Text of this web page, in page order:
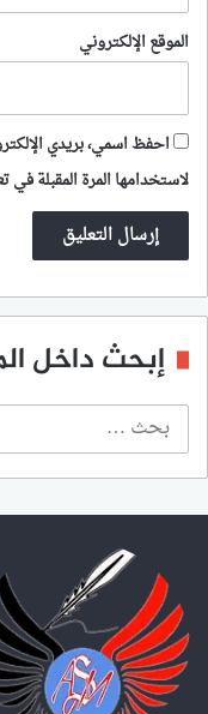
الموقع الإلكتروني
احفظ اسمي، بريدي
لاستخدامها المرة المقبلة في
إبحث داخل